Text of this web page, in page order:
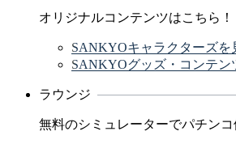
オリジナルコンテンツはこちら！
SANKYOキャラクターズを
SANKYOグッズ・コンテン
ラウンジ
無料のシミュレーターでパチンコ